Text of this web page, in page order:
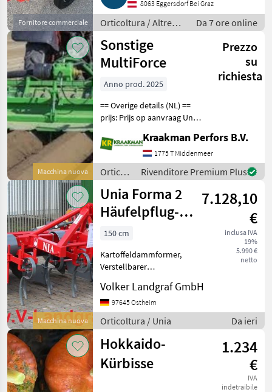
Fornitore commerciale
Gartentechnik, Agrar
8063 Eggersdorf Bei Graz
Orticoltura / Altre
macchine per
orticoltura
Da 7 ore online
Macchina nuova
Sonstige
MultiForce
Prezzo
su
richiesta
Anno prod. 2025
== Overige details (NL) ==
prijs: Prijs op aanvraag Unit:
een aanaardkap zonder
kunststof maar een rechte
kap 22, 5 cm bovenbreedte
O
Kraakman Perfors B.V.
1775 T Middenmeer
Orticoltura
/
Sonstige
Rivenditore Premium Plus
Macchina nuova
Unia Forma 2
Häufelpflug-
Dammformer
7.128,10
€
inclusa IVA
19%
5.990 €
netto
150 cm
Kartoffeldammformer,
Verstellbarer
Neigungseinstellung der
Dammformvorrichtung,
Abnehmbare
Formungsbleche (für die
Bearbeitung von Dämmen
nac
Volker Landgraf GmbH
97645 Ostheim
Orticoltura / Unia Da ieri
Hokkaido-
Kürbisse
1.234
€
IVA
indetraibile